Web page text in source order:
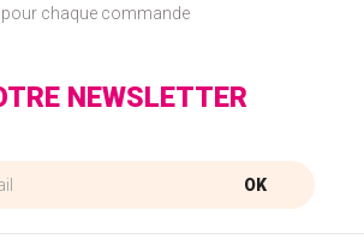
pour chaque commande
NEWSLETTER
OK